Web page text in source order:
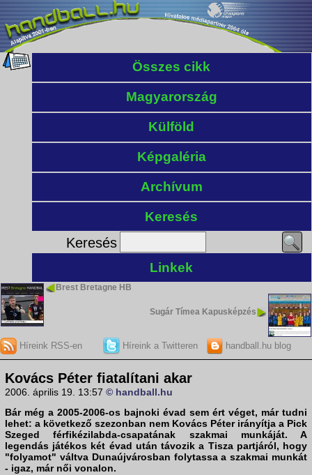
Összes cikk
Magyarország
Külföld
Képgaléria
Archívum
Keresés
Keresés
Linkek
Brest Bretagne HB
Sugár Tímea Kapusképzés
Híreink RSS-en Híreink a Twitteren handball.hu blog
Kovács Péter fiatalítani akar
2006. április 19. 13:57 © handball.hu
Bár még a 2005-2006-os bajnoki évad sem ért véget, már tudni
lehet: a következő szezonban nem Kovács Péterirányítja a Pick
Szeged férfikézilabda-csapatának szakmai munkáját. A
legendás játékos két évad után távozik a Tisza partjáról, hogy
"folyamot" váltva Dunaújvárosban folytassa a szakmai munkát
- igaz, már női vonalon.